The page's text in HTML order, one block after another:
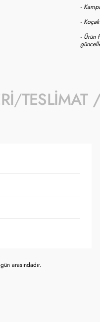
-
-
- Ürün
TESLIMAT
arasındadır.